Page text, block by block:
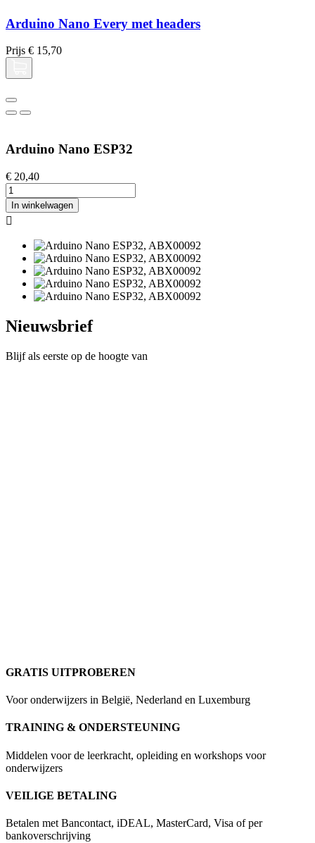
Arduino Nano Every met headers
Prijs € 15,70
Arduino Nano ESP32
€ 20,40
In winkelwagen

Nieuwsbrief
Blijf als eerste op de hoogte van
GRATIS UITPROBEREN
Voor onderwijzers in België, Nederland en Luxemburg
TRAINING & ONDERSTEUNING
Middelen voor de leerkracht, opleiding en workshops voor
onderwijzers
VEILIGE BETALING
Betalen met Bancontact, iDEAL, MasterCard, Visa of per
bankoverschrijving